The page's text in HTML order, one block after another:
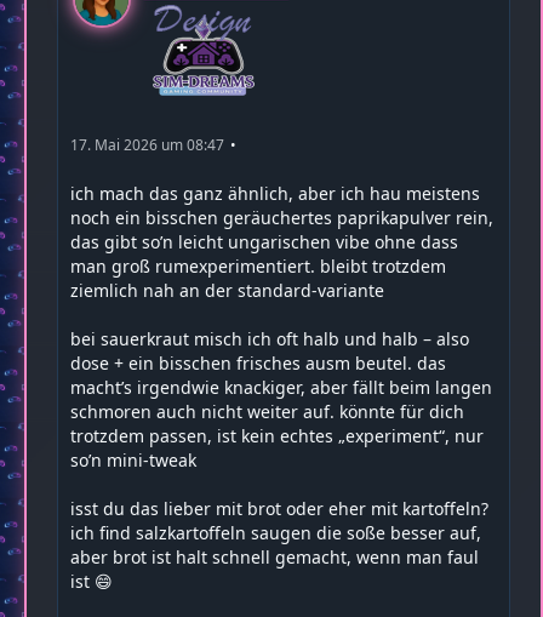
17. Mai 2026 um 08:47
ich mach das ganz ähnlich, aber ich hau meistens
noch ein bisschen geräuchertes paprikapulver rein,
das gibt so’n leicht ungarischen vibe ohne dass
man groß rumexperimentiert. bleibt trotzdem
ziemlich nah an der standard-variante
bei sauerkraut misch ich oft halb und halb – also
dose + ein bisschen frisches ausm beutel. das
macht’s irgendwie knackiger, aber fällt beim langen
schmoren auch nicht weiter auf. könnte für dich
trotzdem passen, ist kein echtes „experiment“, nur
so’n mini-tweak
isst du das lieber mit brot oder eher mit kartoffeln?
ich find salzkartoffeln saugen die soße besser auf,
aber brot ist halt schnell gemacht, wenn man faul
ist 😄